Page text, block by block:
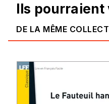
Ils pourraient
DE LA MÊME